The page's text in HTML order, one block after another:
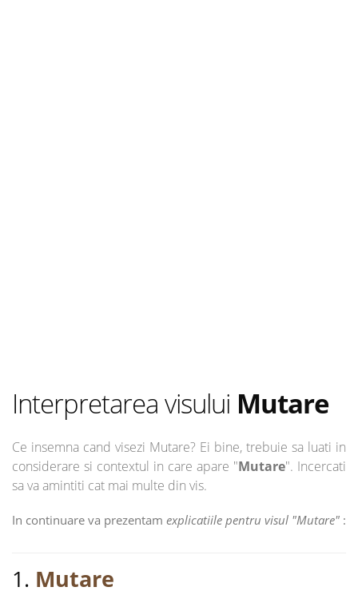
Interpretarea visului Mutare
Ce insemna cand visezi Mutare? Ei bine, trebuie sa luati in
considerare si contextul in care apare "Mutare". Incercati
sa va amintiti cat mai multe din vis.
In continuare va prezentam explicatiile pentru visul "Mutare" :
1. Mutare